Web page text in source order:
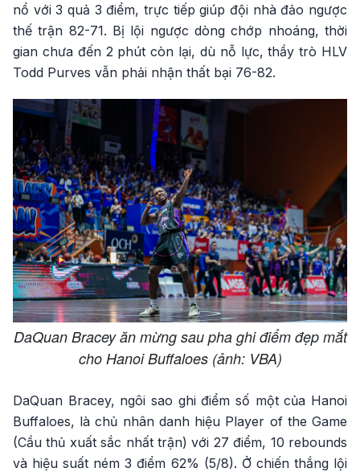
nổ với 3 quả 3 điểm, trực tiếp giúp đội nhà đảo ngược
thế trận 82-71. Bị lội ngược dòng chớp nhoáng, thời
gian chưa đến 2 phút còn lại, dù nỗ lực, thầy trò HLV
Todd Purves vẫn phải nhận thất bại 76-82.
DaQuan Bracey ăn mừng sau pha ghi điểm đẹp mắt
cho Hanoi Buffaloes (ảnh: VBA)
DaQuan Bracey, ngôi sao ghi điểm số một của Hanoi
Buffaloes, là chủ nhân danh hiệu Player of the Game
(Cầu thủ xuất sắc nhất trận) với 27 điểm, 10 rebounds
và hiệu suất ném 3 điểm 62% (5/8). Ở chiến thắng lội